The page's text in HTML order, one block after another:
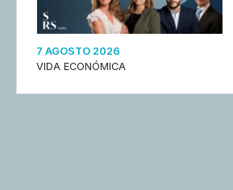
7 AGOSTO 2026
VIDA ECONÓMICA